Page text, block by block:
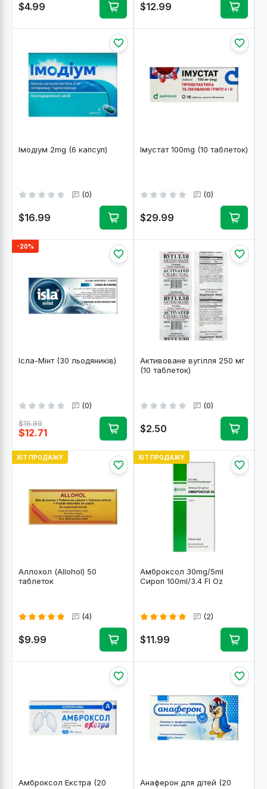
$4.99 $12.99
Імодіум 2mg (6 капсул)
(0)
$16.99
Імустат 100mg (10 таблеток)
(0)
$29.99
-20%
Ісла-Мінт (30 льодяників)
(0)
$12.71
$15.89
Активоване вугілля 250 мг
(10 таблеток)
(0)
$2.50
ХІТ ПРОДАЖУ
Аллохол (Allohol) 50
таблеток
(4)
$9.99
ХІТ ПРОДАЖУ
Амброксол 30mg/5ml
Сироп 100ml/3.4 Fl Oz
(2)
$11.99
Амброксол Екстра (20
Анаферон для дітей (20